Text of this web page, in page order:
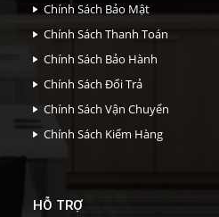
Chính Sách Bảo Mật
Chính Sách Thanh Toán
Chính Sách Bảo Hành
Chính Sách Đổi Trả
Chính Sách Vận Chuyển
Chính Sách Kiểm Hàng
HỖ TRỢ